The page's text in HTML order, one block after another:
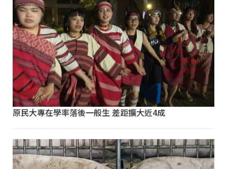
原民大專在學率落後一般生 差距擴大近4成